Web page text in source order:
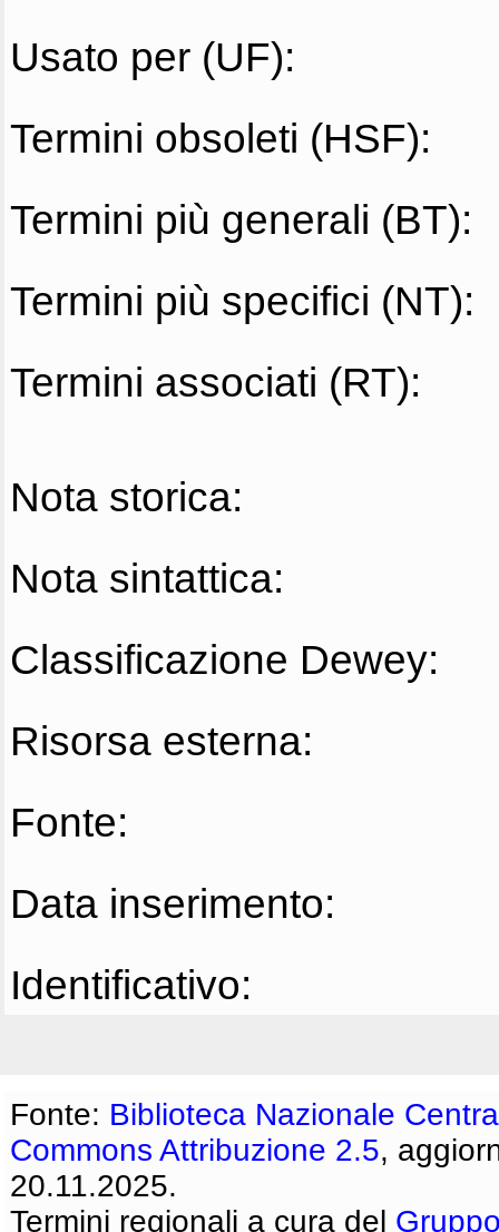
Usato per (UF):
Termini obsoleti (HSF):
Termini più generali (BT):
Termini più specifici (NT):
Termini associati (RT):
Nota storica:
Nota sintattica:
Classificazione Dewey:
Risorsa esterna:
Fonte:
Data inserimento:
Identificativo:
Fonte: Biblioteca Nazionale
Commons Attribuzione 2.5,
20.11.2025.
Termini regionali a cura del